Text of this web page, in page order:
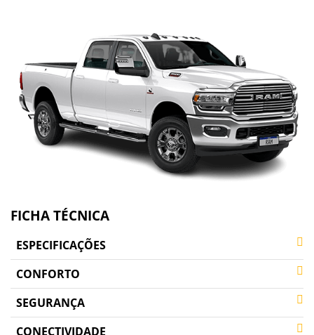
FICHA TÉCNICA
ESPECIFICAÇÕES
CONFORTO
SEGURANÇA
CONECTIVIDADE